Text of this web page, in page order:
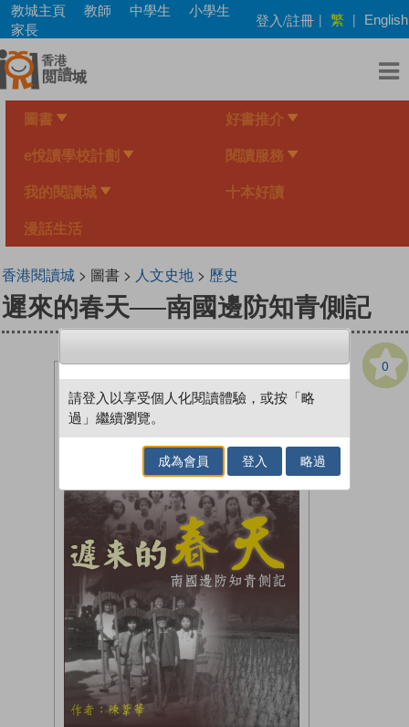
Skip
main
content
教城主頁 教師 中學生
小學生
家長
登入/註冊 | 繁 | English
圖書 好書推介
e悅讀學校計劃 閱讀服務
我的閱讀城 十本好讀
漫話生活
香港閱讀城> 圖書 > 人文史地> 歷史
遲來的春天──南國邊防知青側記
0
請登入以享受個人化閱讀體驗，或按「略
過」繼續瀏覽。
成為會員 登入 略過